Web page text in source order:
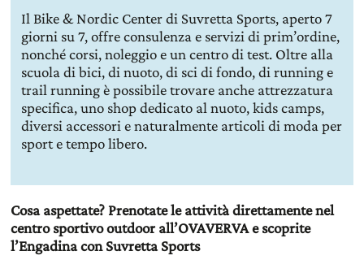
Il Bike & Nordic Center di Suvretta Sports, aperto 7
giorni su 7, offre consulenza e servizi di prim’ordine,
nonché corsi, noleggio e un centro di test. Oltre alla
scuola di bici, di nuoto, di sci di fondo, di running e
trail running è possibile trovare anche attrezzatura
specifica, uno shop dedicato al nuoto, kids camps,
diversi accessori e naturalmente articoli di moda per
sport e tempo libero.
Cosa aspettate? Prenotate le attività direttamente nel
centro sportivo outdoor all’OVAVERVA e scoprite
l’Engadina con Suvretta Sports